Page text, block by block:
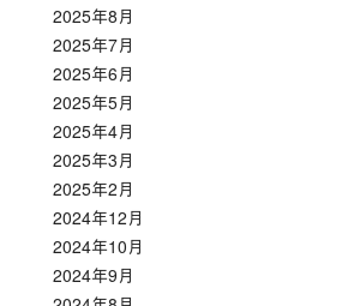
2025年8月
2025年7月
2025年6月
2025年5月
2025年4月
2025年3月
2025年2月
2024年12月
2024年10月
2024年9月